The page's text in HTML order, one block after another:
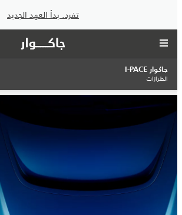
تفرد. بدأ العهد الجديد
جاكوار I‑PACE
الطرازات